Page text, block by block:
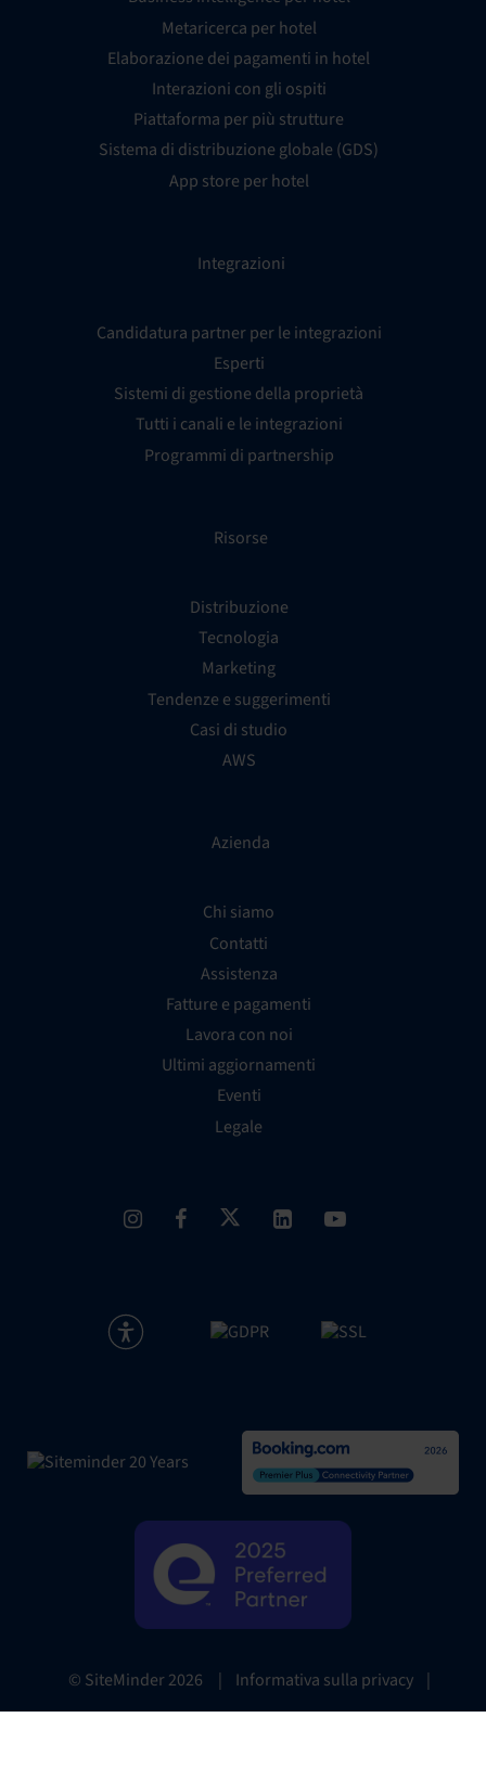
Metaricerca per hotel
Elaborazione dei pagamenti in hotel
Interazioni con gli ospiti
Piattaforma per più strutture
Sistema di distribuzione globale (GDS)
App store per hotel
Integrazioni
Candidatura partner per le integrazioni
Esperti
Sistemi di gestione della proprietà
Tutti i canali e le integrazioni
Programmi di partnership
Risorse
Distribuzione
Tecnologia
Marketing
Tendenze e suggerimenti
Casi di studio
AWS
Azienda
Chi siamo
Contatti
Assistenza
Fatture e pagamenti
Lavora con noi
Ultimi aggiornamenti
Eventi
Legale
© SiteMinder2026 | Informativa sulla privacy |